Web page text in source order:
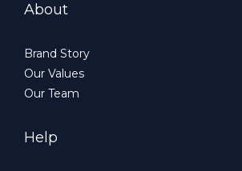
About
Brand Story
Our Values
Our Team
Help